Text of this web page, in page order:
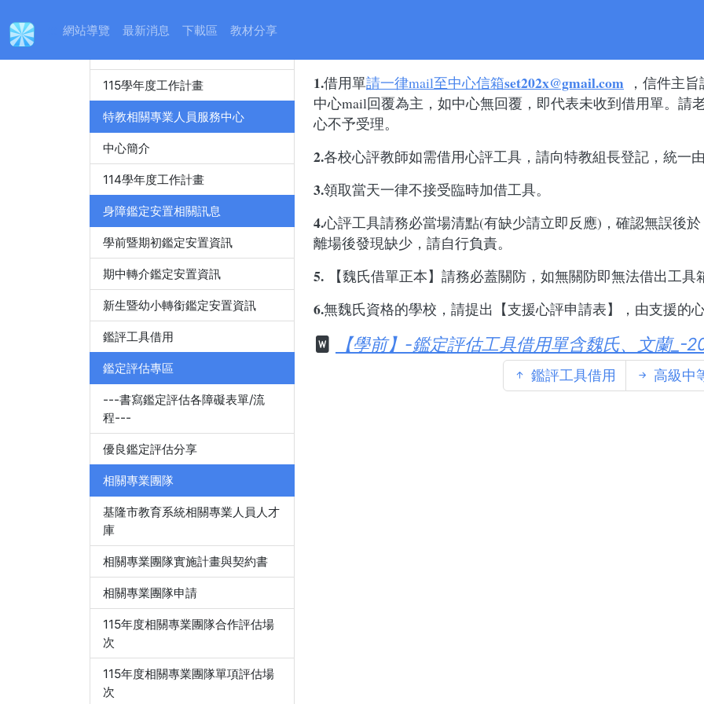
網站導覽 最新消息 下載區 教材分享
身心障礙特殊教育資源中心
115學年度工作計畫
特教相關專業人員服務中心
中心簡介
114學年度工作計畫
身障鑑定安置相關訊息
學前暨期初鑑定安置資訊
期中轉介鑑定安置資訊
新生暨幼小轉銜鑑定安置資訊
鑑評工具借用
鑑定評估專區
---書寫鑑定評估各障礙表單/流
程---
優良鑑定評估分享
相關專業團隊
基隆市教育系統相關專業人員人才
庫
相關專業團隊實施計畫與契約書
相關專業團隊申請
115年度相關專業團隊合作評估場
次
115年度相關專業團隊單項評估場
次
1.借用單請一律mail至中心信箱set202x@gmail.com ， 信件主旨
中心mail回覆為主，如中心無回覆，即代表未收到借用單。請
心不予受理。
2.各校心評教師如需借用心評工具，請向特教組長登記，統一
3.領取當天一律不接受臨時加借工具。
4.心評工具請務必當場清點(有缺少請立即反應) ，確認無誤後
離場後發現缺少，請自行負責。
5. 【魏氏借單正本】請務必蓋關防，如無關防即無法借出工具
6.無魏氏資格的學校，請提出【支援心評申請表】，由支援的
【學前】-鑑定評估工具借用單含魏氏、文蘭_-
鑑評工具借用 高級中